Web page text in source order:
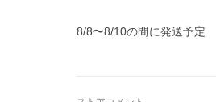
8/8〜8/10の間に発送予定